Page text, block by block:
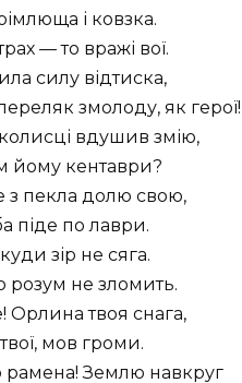
і ковзка.
— то вражі вої.
силу відтиска,
змолоду, як герої!
вдушив змію,
йому кентаври?
з пекла долю свою,
піде по лаври.
зір не сяга.
не зломить.
Орлина твоя снага,
мов громи.
рамена! Землю навкруг